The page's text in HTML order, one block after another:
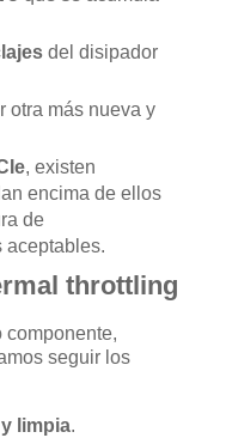
del disipador
otra más nueva y
, existen
encima de ellos
de
aceptables.
throttling
componente,
seguir los
limpia.